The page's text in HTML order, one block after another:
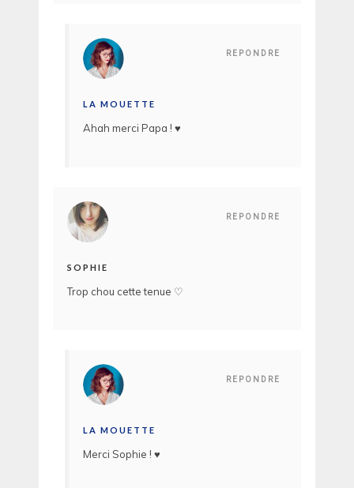
REPONDRE
LA MOUETTE
Ahah merci Papa ! ♥
REPONDRE
SOPHIE
Trop chou cette tenue ♡
REPONDRE
LA MOUETTE
Merci Sophie ! ♥